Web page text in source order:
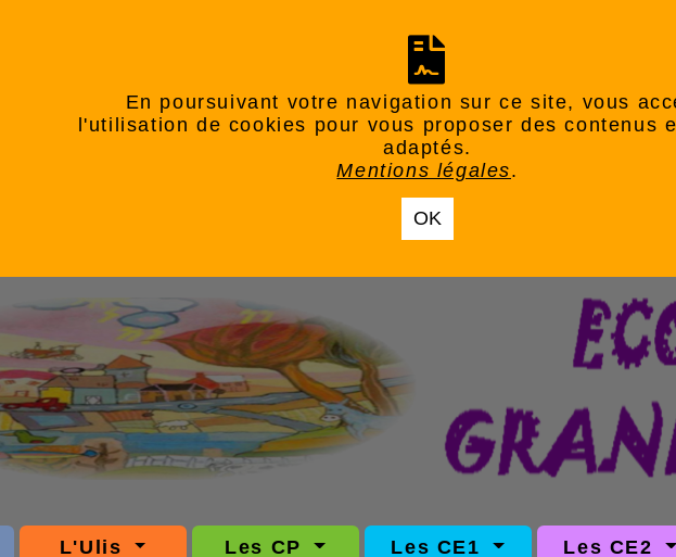
En poursuivant votre navigation sur ce site, vous
l'utilisation de cookies pour vous proposer des contenus
adaptés.
Mentions légales.
OK
L'Ulis Les CP Les CE1 Les CE2